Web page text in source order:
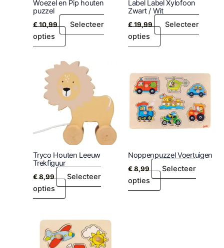
Woezel en Pip houten
puzzel
€10,99
Selecteer
opties
Label Label Xylofoon
Zwart / Wit
€19,99
Selecteer
opties
Tryco Houten Leeuw
Trekfiguur
€8,99
Selecteer
opties
Noppenpuzzel Voertuigen
€8,99
Selecteer
opties